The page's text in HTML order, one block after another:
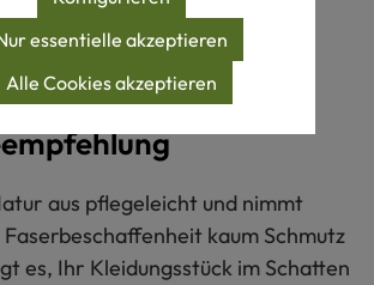
aus pflegeleicht und nimmt
kaum Schmutz
es, Ihr Kleidungsstück im Schatten
essentielle akzeptieren
Alle Cookies akzeptieren